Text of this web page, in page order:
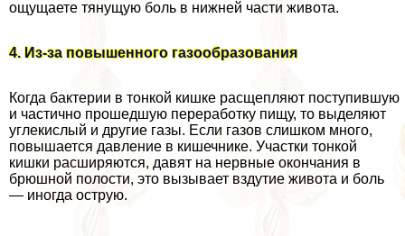
ощущаете тянущую боль в нижней части живота.
4. Из-за повышенного газообразования
Когда бактерии в тонкой кишке расщепляют поступившую
и частично прошедшую переработку пищу, то выделяют
углекислый и другие газы. Если газов слишком много,
повышается давление в кишечнике. Участки тонкой
кишки расширяются, давят на нервные окончания в
брюшной полости, это вызывает вздутие живота и боль
— иногда острую.